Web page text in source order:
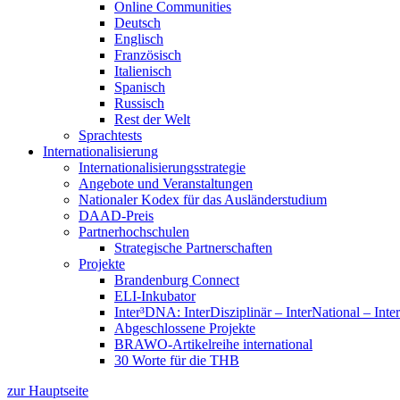
Online Communities
Deutsch
Englisch
Französisch
Italienisch
Spanisch
Russisch
Rest der Welt
Sprachtests
Internationalisierung
Internationalisierungsstrategie
Angebote und Veranstaltungen
Nationaler Kodex für das Ausländerstudium
DAAD-Preis
Partnerhochschulen
Strategische Partnerschaften
Projekte
Brandenburg Connect
ELI-Inkubator
Inter³DNA: InterDisziplinär – InterNational –
Abgeschlossene Projekte
BRAWO-Artikelreihe international
30 Worte für die THB
zur Hauptseite